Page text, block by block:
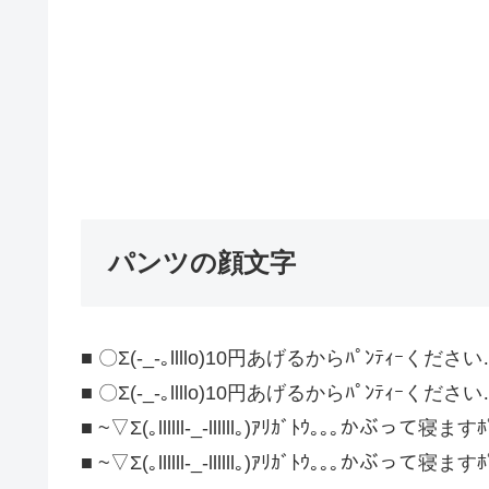
パンツの顔文字
■ 〇Σ(-_-｡llllo)10円あげるからﾊﾟﾝﾃｨｰくださ
■ 〇Σ(-_-｡llllo)10円あげるからﾊﾟﾝﾃｨｰくださ
■ ~▽Σ(｡llllll-_-llllll｡)ｱﾘｶﾞﾄｳ｡｡｡かぶって寝ますﾎ
■ ~▽Σ(｡llllll-_-llllll｡)ｱﾘｶﾞﾄｳ｡｡｡かぶって寝ますﾎ